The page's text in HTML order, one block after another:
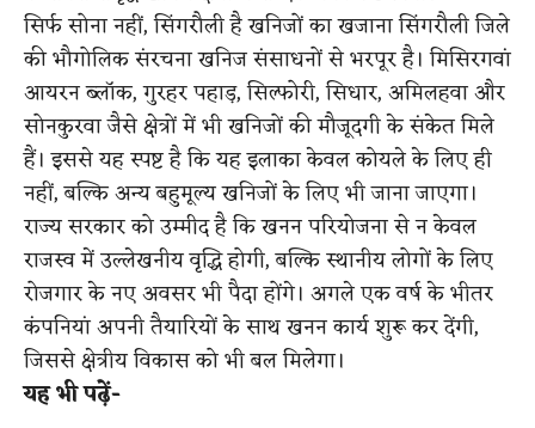
सिर्फ सोना नहीं, सिंगरौली है खनिजों का खजाना सिंगरौली जिले
की भौगोलिक संरचना खनिज संसाधनों से भरपूर है। मिसिरगवां
आयरन ब्लॉक, गुरहर पहाड़, सिल्फोरी, सिधार, अमिलहवा और
सोनकुरवा जैसे क्षेत्रों में भी खनिजों की मौजूदगी के संकेत मिले
हैं। इससे यह स्पष्ट है कि यह इलाका केवल कोयले के लिए ही
नहीं, बल्कि अन्य बहुमूल्य खनिजों के लिए भी जाना जाएगा।
राज्य सरकार को उम्मीद है कि खनन परियोजना से न केवल
राजस्व में उल्लेखनीय वृद्धि होगी, बल्कि स्थानीय लोगों के लिए
रोजगार के नए अवसर भी पैदा होंगे। अगले एक वर्ष के भीतर
कंपनियां अपनी तैयारियों के साथ खनन कार्य शुरू कर देंगी,
जिससे क्षेत्रीय विकास को भी बल मिलेगा।
यह भी पढ़ें-